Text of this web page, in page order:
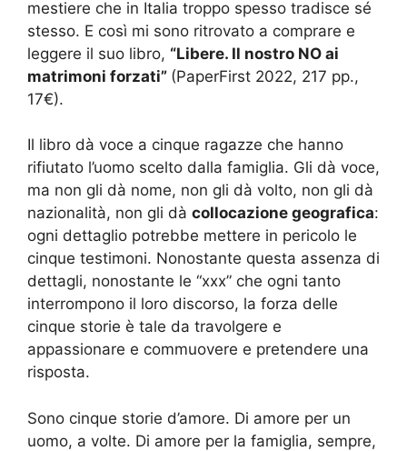
mestiere che in Italia troppo spesso tradisce sé
stesso. E così mi sono ritrovato a comprare e
leggere il suo libro, “Libere. Il nostro NO ai
matrimoni forzati” (PaperFirst 2022, 217 pp.,
17€).
Il libro dà voce a cinque ragazze che hanno
rifiutato l’uomo scelto dalla famiglia. Gli dà voce,
ma non gli dà nome, non gli dà volto, non gli dà
nazionalità, non gli dà collocazione geografica:
ogni dettaglio potrebbe mettere in pericolo le
cinque testimoni. Nonostante questa assenza di
dettagli, nonostante le “xxx” che ogni tanto
interrompono il loro discorso, la forza delle
cinque storie è tale da travolgere e
appassionare e commuovere e pretendere una
risposta.
Sono cinque storie d’amore. Di amore per un
uomo, a volte. Di amore per la famiglia, sempre,